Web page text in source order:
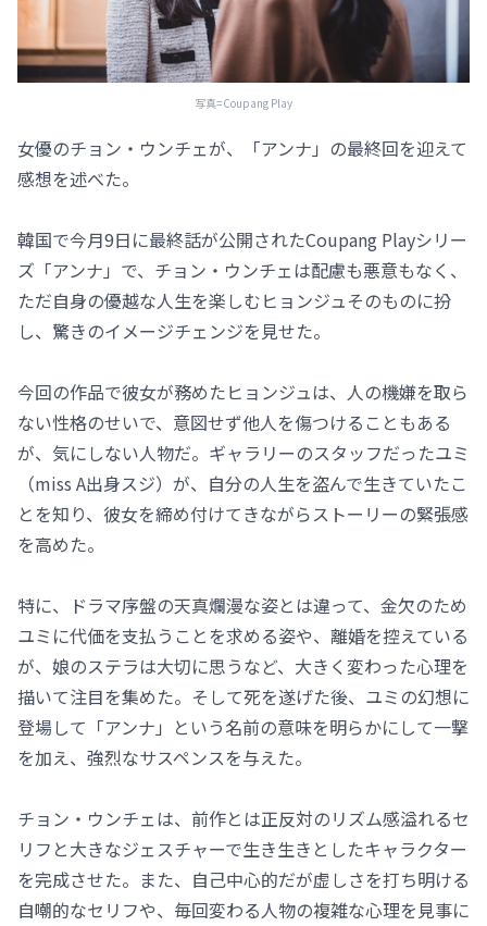
写真=Coupang Play
女優のチョン・ウンチェが、「アンナ」の最終回を迎えて
感想を述べた。
韓国で今月9日に最終話が公開されたCoupang Playシリー
ズ「アンナ」で、チョン・ウンチェは配慮も悪意もなく、
ただ自身の優越な人生を楽しむヒョンジュそのものに扮
し、驚きのイメージチェンジを見せた。
今回の作品で彼女が務めたヒョンジュは、人の機嫌を取ら
ない性格のせいで、意図せず他人を傷つけることもある
が、気にしない人物だ。ギャラリーのスタッフだったユミ
（miss A出身スジ）が、自分の人生を盗んで生きていたこ
とを知り、彼女を締め付けてきながらストーリーの緊張感
を高めた。
特に、ドラマ序盤の天真爛漫な姿とは違って、金欠のため
ユミに代価を支払うことを求める姿や、離婚を控えている
が、娘のステラは大切に思うなど、大きく変わった心理を
描いて注目を集めた。そして死を遂げた後、ユミの幻想に
登場して「アンナ」という名前の意味を明らかにして一撃
を加え、強烈なサスペンスを与えた。
チョン・ウンチェは、前作とは正反対のリズム感溢れるセ
リフと大きなジェスチャーで生き生きとしたキャラクター
を完成させた。また、自己中心的だが虚しさを打ち明ける
自嘲的なセリフや、毎回変わる人物の複雑な心理を見事に